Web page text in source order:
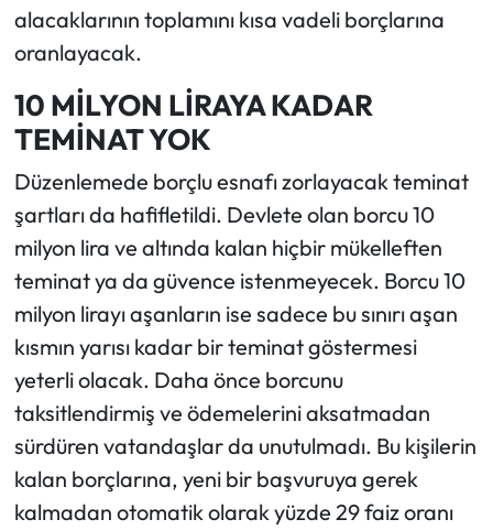
alacaklarının toplamını kısa vadeli borçlarına
oranlayacak.
10 MİLYON LİRAYA KADAR
TEMİNAT YOK
Düzenlemede borçlu esnafı zorlayacak teminat
şartları da hafifletildi. Devlete olan borcu 10
milyon lira ve altında kalan hiçbir mükelleften
teminat ya da güvence istenmeyecek. Borcu 10
milyon lirayı aşanların ise sadece bu sınırı aşan
kısmın yarısı kadar bir teminat göstermesi
yeterli olacak. Daha önce borcunu
taksitlendirmiş ve ödemelerini aksatmadan
sürdüren vatandaşlar da unutulmadı. Bu kişilerin
kalan borçlarına, yeni bir başvuruya gerek
kalmadan otomatik olarak yüzde 29 faiz oranı